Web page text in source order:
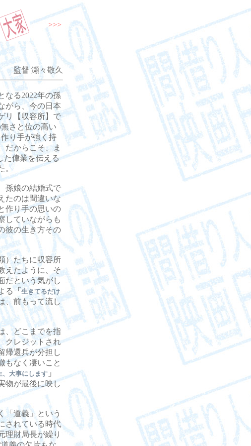
>>>
監督 瀬々敬久
る2022年の孫
がら、今の日本
リ【収容所】で
さと位の高い
り手が強く持
だからこそ、ま
た偉業を伝える
。
孫娘の結婚式で
たのは間違いな
作り手の思いの
していながらも
彼の生き方その
）たちに収容所
えたように、そ
だという気がし
る 「生きてるだけ
、前もって流し
、どこまでを指
クレジットされ
帰還兵が分担し
もなく凄いこと
、大事にします 」
物が最後に映し
道義」という
されている時代
理財局長が繰り